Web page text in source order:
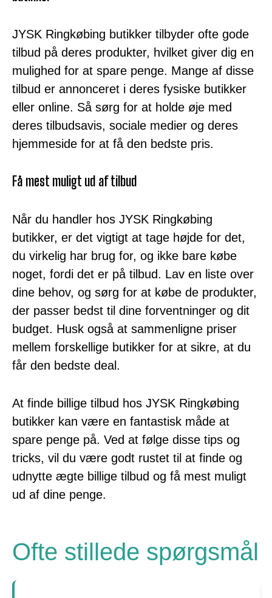
JYSK Ringkøbing butikker tilbyder ofte gode
tilbud på deres produkter, hvilket giver dig en
mulighed for at spare penge. Mange af disse
tilbud er annonceret i deres fysiske butikker
eller online. Så sørg for at holde øje med
deres tilbudsavis, sociale medier og deres
hjemmeside for at få den bedste pris.
Få mest muligt ud af tilbud
Når du handler hos JYSK Ringkøbing
butikker, er det vigtigt at tage højde for det,
du virkelig har brug for, og ikke bare købe
noget, fordi det er på tilbud. Lav en liste over
dine behov, og sørg for at købe de produkter,
der passer bedst til dine forventninger og dit
budget. Husk også at sammenligne priser
mellem forskellige butikker for at sikre, at du
får den bedste deal.
At finde billige tilbud hos JYSK Ringkøbing
butikker kan være en fantastisk måde at
spare penge på. Ved at følge disse tips og
tricks, vil du være godt rustet til at finde og
udnytte ægte billige tilbud og få mest muligt
ud af dine penge.
Ofte stillede spørgsmål